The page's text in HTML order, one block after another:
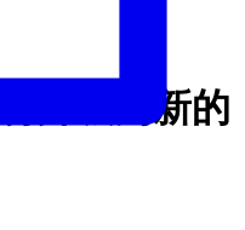
升级为新的